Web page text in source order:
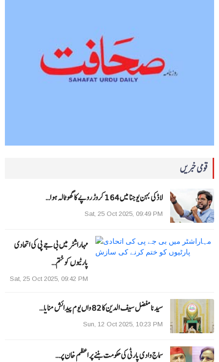
قومی خبریں
لاڈکی بہن یوجنا میں 164 کروڑ روپے کا گھوٹالہ ہوا…
Sat, 25 Oct 2025, 09:49 PM
مہاراشٹر میں بی جے پی کی اتحادی
پارٹیوں کو ختم…
Sat, 25 Oct 2025, 09:42 PM
سیدنا مفضل سیف الدین کا 82 واں یوم پیدائش منایا…
Sun, 12 Oct 2025, 10:23 PM
سماج وادی پارٹی کی حکومت بننے پر اعظم خان پر…